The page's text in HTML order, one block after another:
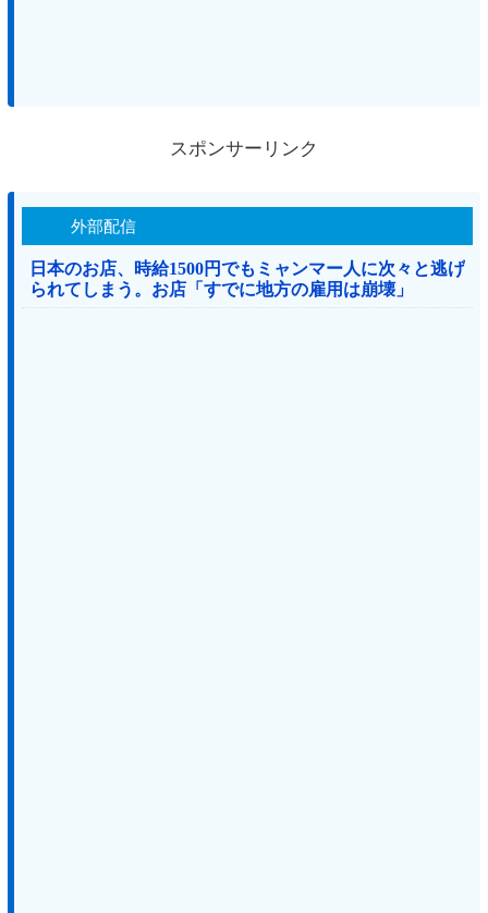
スポンサーリンク
外部配信
日本のお店、時給1500円でもミャンマー人に次々と逃げ
られてしまう。お店「すでに地方の雇用は崩壊」